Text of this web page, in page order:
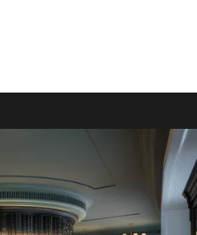
享美食
Bar